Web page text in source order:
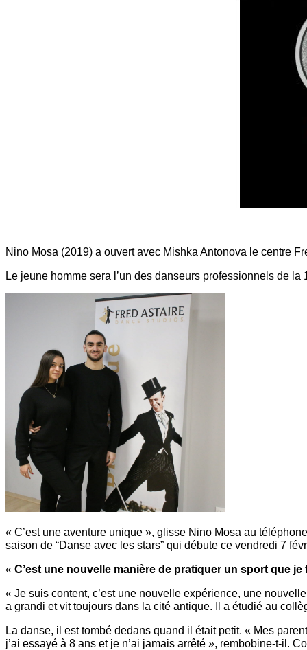
Nino Mosa (2019) a ouvert avec Mishka Antonova le centre
Le jeune homme sera l’un des danseurs professionnels de
« C’est une aventure unique », glisse Nino Mosa au
saison de “Danse avec les stars” qui débute ce vendredi 7
« C’est une nouvelle manière de pratiquer un sport que je
« Je suis content, c’est une nouvelle expérience, une
a grandi et vit toujours dans la cité antique. Il a étudié au
La danse, il est tombé dedans quand il était petit. « Mes
j’ai essayé à 8 ans et je n’ai jamais arrêté », rembobine-t-il.